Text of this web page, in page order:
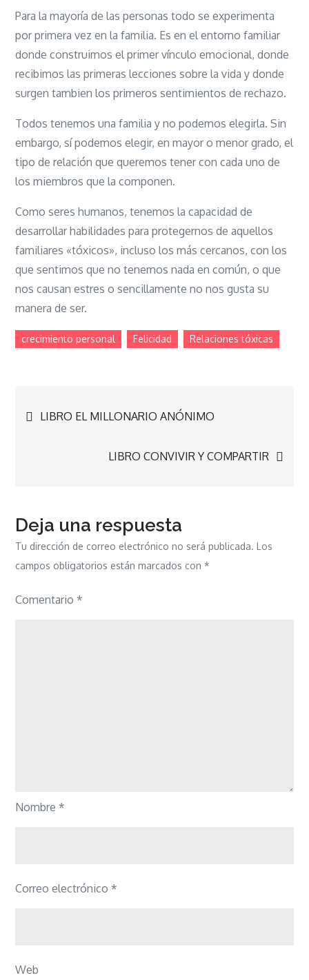
Para la mayoría de las personas todo se experimenta
por primera vez en la familia. Es en el entorno familiar
donde construimos el primer vínculo emocional, donde
recibimos las primeras lecciones sobre la vida y donde
surgen tambien los primeros sentimientos de rechazo.
Todos tenemos una familia y no podemos elegirla. Sin
embargo, sí podemos elegir, en mayor o menor grado, el
tipo de relación que queremos tener con cada uno de
los miembros que la componen.
Como seres humanos, tenemos la capacidad de
desarrollar habilidades para protegernos de aquellos
familiares «tóxicos», incluso los más cercanos, con los
que sentimos que no tenemos nada en común, o que
nos causan estres o sencillamente no nos gusta su
manera de ser.
crecimiento personal Felicidad Relaciones tóxicas
Navegación
LIBRO EL MILLONARIO ANÓNIMO
LIBRO CONVIVIR Y COMPARTIR
Deja una respuesta
Tu dirección de correo electrónico no será publicada. Los
campos obligatorios están marcados con*
Comentario *
Nombre *
Correo electrónico *
Web